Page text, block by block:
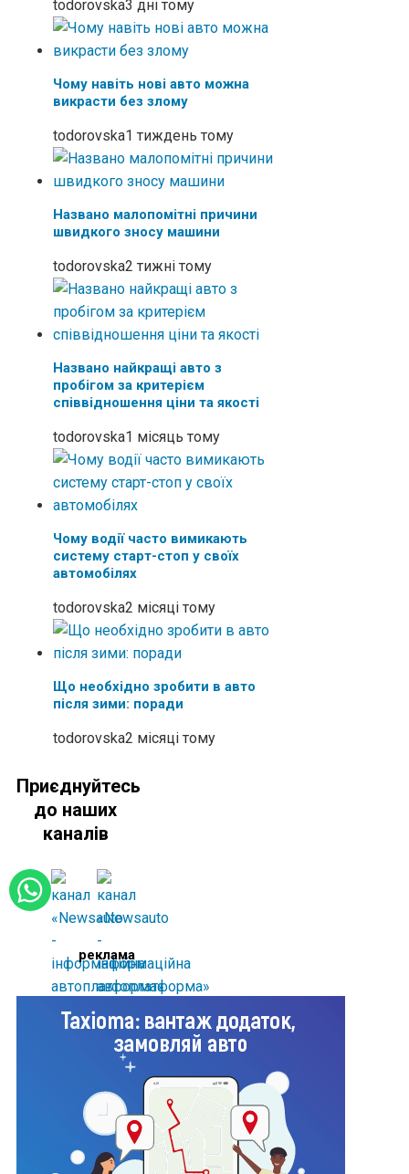
todorovska3 дні тому
Чому навіть нові авто можна
викрасти без злому
todorovska1 тиждень тому
Названо малопомітні причини
швидкого зносу машини
todorovska2 тижні тому
Названо найкращі авто з
пробігом за критерієм
співвідношення ціни та якості
todorovska1 місяць тому
Чому водії часто вимикають
систему старт-стоп у своїх
автомобілях
todorovska2 місяці тому
Що необхідно зробити в авто
після зими: поради
todorovska2 місяці тому
Приєднуйтесь
до наших
каналів
реклама